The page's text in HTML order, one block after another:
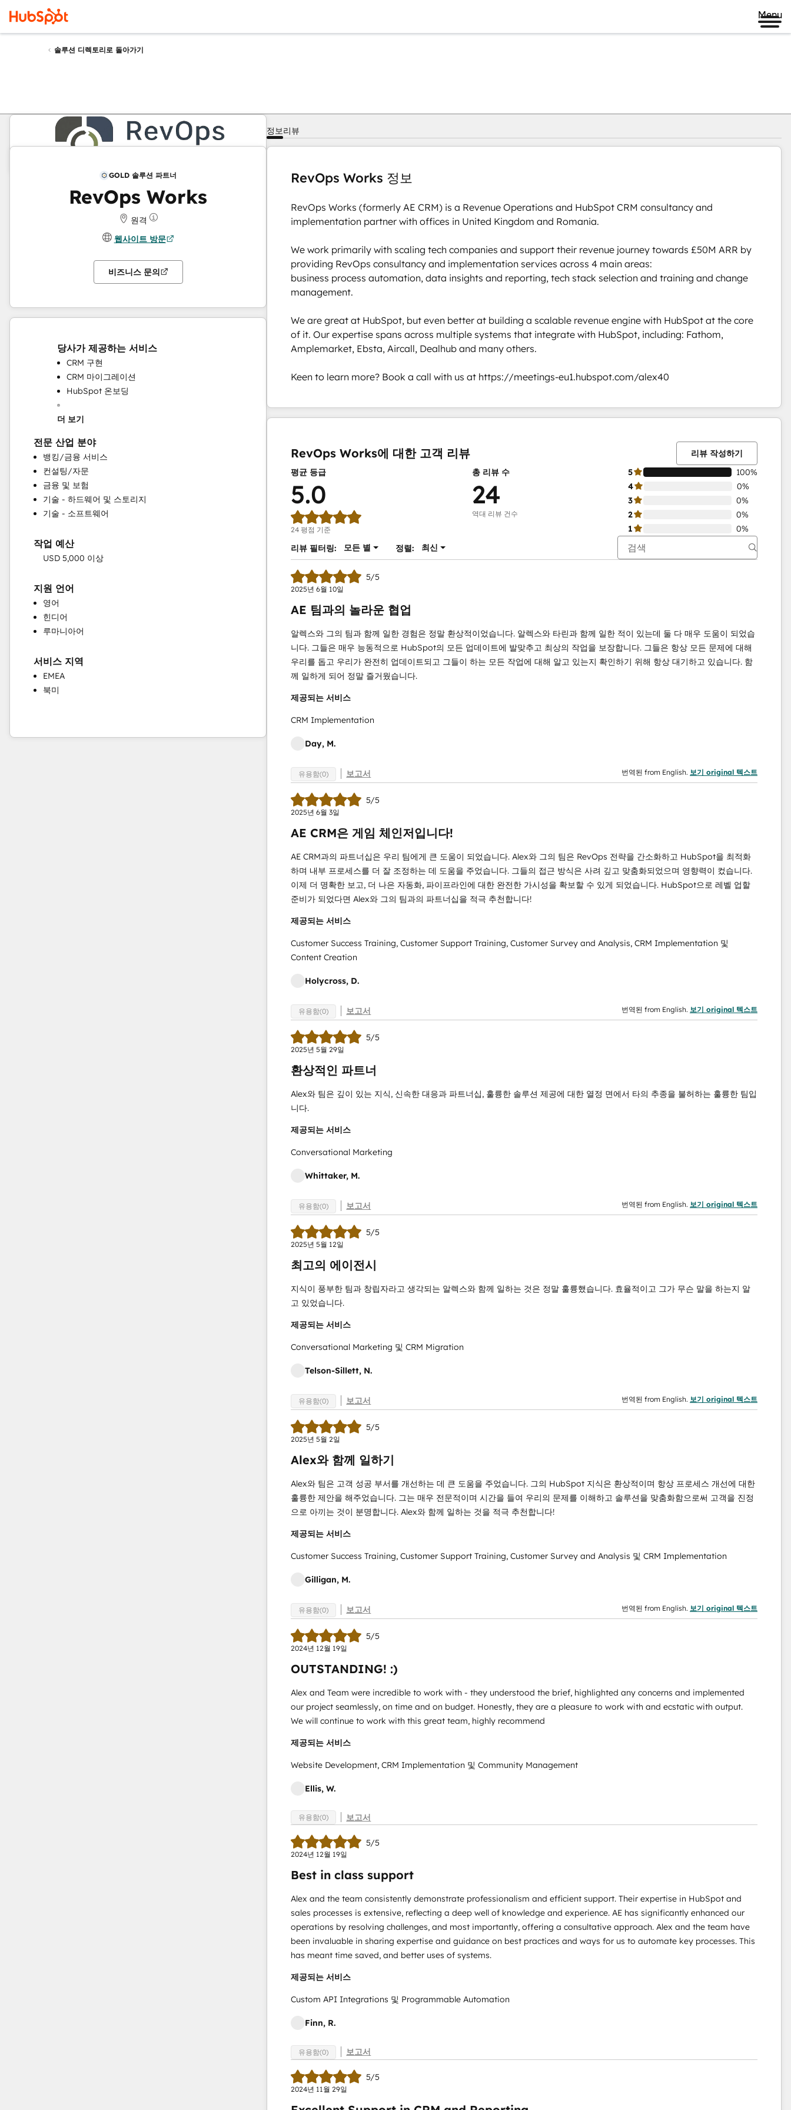
Menu
솔루션 디렉토리로 돌아가기
정보리뷰
GOLD 솔루션 파트너
RevOps Works
원격
웹사이트 방문
비즈니스 문의
당사가 제공하는 서비스
CRM 구현
CRM 마이그레이션
HubSpot 온보딩
계정 기반 마케팅
고객 마케팅
고객 설문 조사 및 분석
고객 지원 교육
기술 자료 개발
영업 및 마케팅 정렬
완전한 인바운드 마케팅 서비스
프로그래밍 가능한 자동화
더 보기
전문 산업 분야
뱅킹/금융 서비스
컨설팅/자문
금융 및 보험
기술 - 하드웨어 및 스토리지
기술 - 소프트웨어
작업 예산
USD 5,000 이상
지원 언어
영어
힌디어
루마니아어
서비스 지역
EMEA
북미
RevOps Works 정보
RevOps Works (formerly AE CRM) is a Revenue Operations and HubSpot CRM consultancy and
implementation partner with offices in United Kingdom and Romania.
We work primarily with scaling tech companies and support their revenue journey towards £50M ARR by
providing RevOps consultancy and implementation services across 4 main areas:
business process automation, data insights and reporting, tech stack selection and training and change
management.
We are great at HubSpot, but even better at building a scalable revenue engine with HubSpot at the core
of it. Our expertise spans across multiple systems that integrate with HubSpot, including: Fathom,
Amplemarket, Ebsta, Aircall, Dealhub and many others.
Keen to learn more? Book a call with us at https://meetings-eu1.hubspot.com/alex40
RevOps Works에 대한 고객 리뷰
리뷰 작성하기
평균 등급
5.0
24 평점 기준
총 리뷰 수
24
역대 리뷰 건수
5
료
100%
4
0%
3
0%
2
0%
1
0%
리뷰 필터링:
모든 별 정렬: 최신
5/5
2025년 6월 10일
AE 팀과의 놀라운 협업
알렉스와 그의 팀과 함께 일한 경험은 정말 환상적이었습니다. 알렉스와 타린과 함께 일한 적이 있는데 둘 다 매우 도움이 되었습
니다. 그들은 매우 능동적으로 HubSpot의 모든 업데이트에 발맞추고 최상의 작업을 보장합니다. 그들은 항상 모든 문제에 대해
우리를 돕고 우리가 완전히 업데이트되고 그들이 하는 모든 작업에 대해 알고 있는지 확인하기 위해 항상 대기하고 있습니다. 함
께 일하게 되어 정말 즐거웠습니다.
제공되는 서비스
CRM Implementation
Day, M.
유용함(0) 보고서 번역된 from English. 보기 original 텍스트
5/5
2025년 6월 3일
AE CRM은 게임 체인저입니다!
AE CRM과의 파트너십은 우리 팀에게 큰 도움이 되었습니다. Alex와 그의 팀은 RevOps 전략을 간소화하고 HubSpot을 최적화
하며 내부 프로세스를 더 잘 조정하는 데 도움을 주었습니다. 그들의 접근 방식은 사려 깊고 맞춤화되었으며 영향력이 컸습니다.
이제 더 명확한 보고, 더 나은 자동화, 파이프라인에 대한 완전한 가시성을 확보할 수 있게 되었습니다. HubSpot으로 레벨 업할
준비가 되었다면 Alex와 그의 팀과의 파트너십을 적극 추천합니다!
제공되는 서비스
Customer Success Training, Customer Support Training, Customer Survey and Analysis, CRM Implementation 및
Content Creation
Holycross, D.
유용함(0) 보고서 번역된 from English. 보기 original 텍스트
5/5
2025년 5월 29일
환상적인 파트너
Alex와 팀은 깊이 있는 지식, 신속한 대응과 파트너십, 훌륭한 솔루션 제공에 대한 열정 면에서 타의 추종을 불허하는 훌륭한 팀입
니다.
제공되는 서비스
Conversational Marketing
Whittaker, M.
유용함(0) 보고서 번역된 from English. 보기 original 텍스트
5/5
2025년 5월 12일
최고의 에이전시
지식이 풍부한 팀과 창립자라고 생각되는 알렉스와 함께 일하는 것은 정말 훌륭했습니다. 효율적이고 그가 무슨 말을 하는지 알
고 있었습니다.
제공되는 서비스
Conversational Marketing 및 CRM Migration
Telson-Sillett, N.
유용함(0) 보고서 번역된 from English. 보기 original 텍스트
5/5
2025년 5월 2일
Alex와 함께 일하기
Alex와 팀은 고객 성공 부서를 개선하는 데 큰 도움을 주었습니다. 그의 HubSpot 지식은 환상적이며 항상 프로세스 개선에 대한
훌륭한 제안을 해주었습니다. 그는 매우 전문적이며 시간을 들여 우리의 문제를 이해하고 솔루션을 맞춤화함으로써 고객을 진정
으로 아끼는 것이 분명합니다. Alex와 함께 일하는 것을 적극 추천합니다!
제공되는 서비스
Customer Success Training, Customer Support Training, Customer Survey and Analysis 및 CRM Implementation
Gilligan, M.
유용함(0) 보고서 번역된 from English. 보기 original 텍스트
5/5
2024년 12월 19일
OUTSTANDING! :)
Alex and Team were incredible to work with - they understood the brief, highlighted any concerns and implemented
our project seamlessly, on time and on budget. Honestly, they are a pleasure to work with and ecstatic with output.
We will continue to work with this great team, highly recommend
제공되는 서비스
Website Development, CRM Implementation 및 Community Management
Ellis, W.
유용함(0) 보고서
5/5
2024년 12월 19일
Best in class support
Alex and the team consistently demonstrate professionalism and efficient support. Their expertise in HubSpot and
sales processes is extensive, reflecting a deep well of knowledge and experience. AE has significantly enhanced our
operations by resolving challenges, and most importantly, offering a consultative approach. Alex and the team have
been invaluable in sharing expertise and guidance on best practices and ways for us to automate key processes. This
has meant time saved, and better uses of systems.
제공되는 서비스
Custom API Integrations 및 Programmable Automation
Finn, R.
유용함(0) 보고서
5/5
2024년 11월 29일